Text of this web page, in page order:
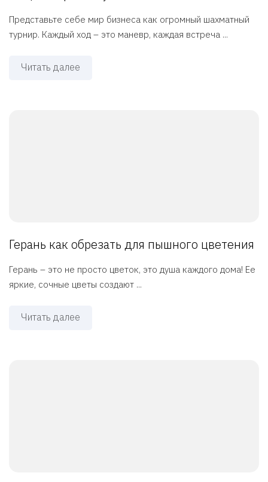
Представьте себе мир бизнеса как огромный шахматный
турнир. Каждый ход – это маневр, каждая встреча ...
Читать далее
Герань как обрезать для пышного цветения
Герань – это не просто цветок, это душа каждого дома! Ее
яркие, сочные цветы создают ...
Читать далее